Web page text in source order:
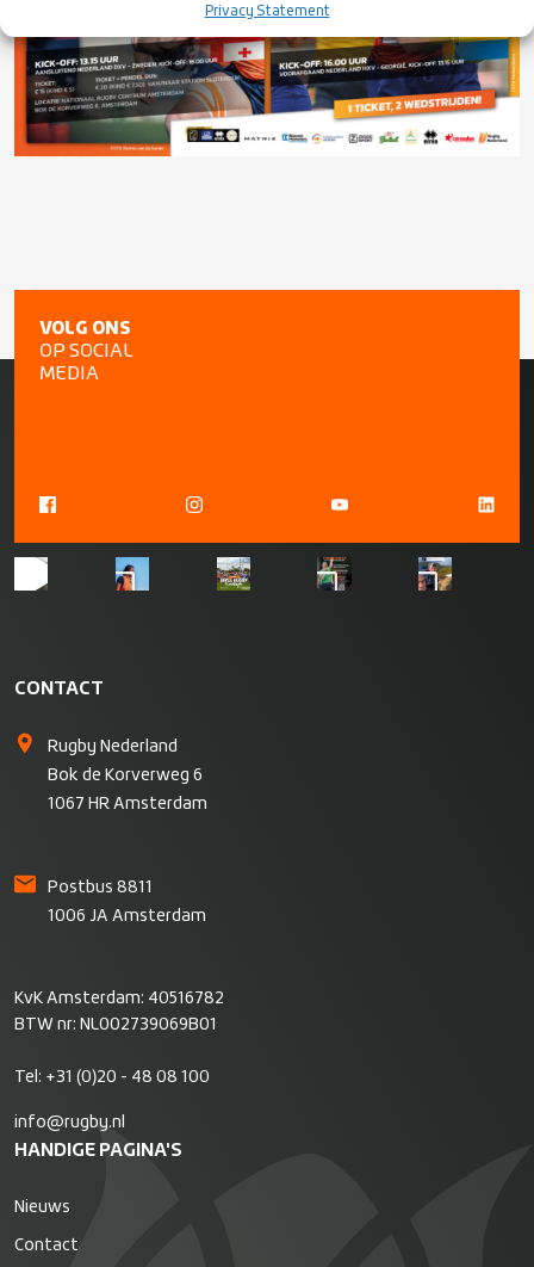
Privacy Statement
VOLG ONS
OP SOCIAL
MEDIA
CONTACT
Rugby Nederland
Bok de Korverweg 6
1067 HR Amsterdam
Postbus 8811
1006 JA Amsterdam
KvK Amsterdam: 40516782
BTW nr: NL002739069B01
Tel: +31 (0)20 - 48 08 100
info@rugby.nl
HANDIGE PAGINA'S
Nieuws
Contact